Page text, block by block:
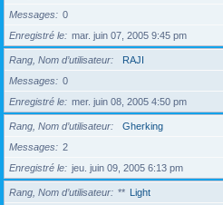
Messages
0
Enregistré le
mar. juin 07, 2005 9:45 pm
Rang, Nom d’utilisateur
RAJI
Messages
0
Enregistré le
mer. juin 08, 2005 4:50 pm
Rang, Nom d’utilisateur
Gherking
Messages
2
Enregistré le
jeu. juin 09, 2005 6:13 pm
Rang, Nom d’utilisateur ** Light